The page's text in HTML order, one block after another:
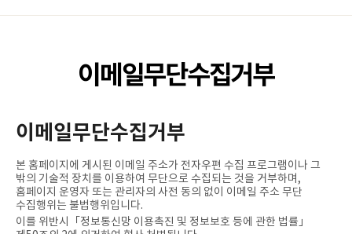
이메일무단수집거부
이메일무단수집거부
본 홈페이지에 게시된 이메일 주소가 전자우편 수집 프로그램이나 그
밖의 기술적 장치를 이용하여 무단으로 수집되는 것을 거부하며,
홈페이지 운영자 또는 관리자의 사전 동의 없이 이메일 주소 무단
수집행위는 불법행위입니다.
이를 위반시「정보통신망 이용촉진 및 정보보호 등에 관한 법률」